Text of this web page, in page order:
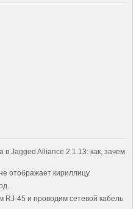
в Jagged Alliance 2 1.13: как, зачем
отображает кириллицу
RJ-45 и проводим сетевой кабель